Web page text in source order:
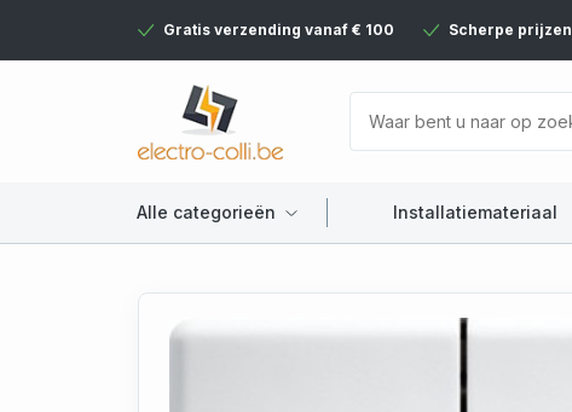
Gratis verzending vanaf € 100 Scherpe prijzen
Alle categorieën Installatiemateriaal